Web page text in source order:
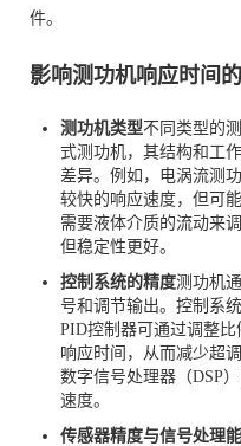
件。
影响测功机响应时间
测功机类型不同类型的
式测功机，其结构和工
差异。例如，电涡流测
较快的响应速度，但可
需要液体介质的流动来
但稳定性更好。
控制系统的精度测功机
号和调节输出。控制系
PID控制器可通过调整
响应时间，从而减少超
数字信号处理器（DSP
速度。
传感器精度与信号处理